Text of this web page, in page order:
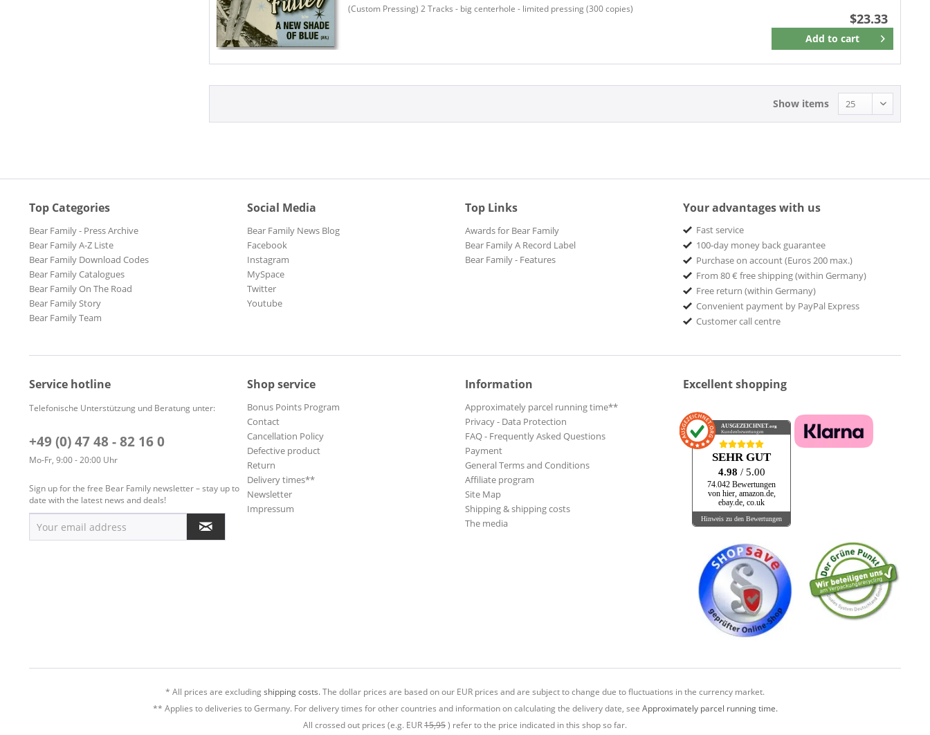
(Custom Pressing) 2 Tracks - big centerhole - limited pressing (300 copies)
$23.33
Add to cart
Remember
Show items
Top Categories
Bear Family - Press Archive
Bear Family A-Z Liste
Bear Family Download Codes
Bear Family Catalogues
Bear Family On The Road
Bear Family Story
Bear Family Team
Social Media
Bear Family News Blog
Facebook
Instagram
MySpace
Twitter
Youtube
Top Links
Awards for Bear Family
Bear Family A Record Label
Bear Family - Features
Your advantages with us
Fast service
100-day money back guarantee
Purchase on account (Euros 200 max.)
From 80 € free shipping (within Germany)
Free return (within Germany)
Convenient payment by PayPal Express
Customer call centre
Service hotline
Telefonische Unterstützung und Beratung unter:
+49 (0) 47 48 - 82 16 0
Mo-Fr, 9:00 - 20:00 Uhr
Sign up for the free Bear Family newsletter – stay up to
date with the latest news and deals!
Shop service
Bonus Points Program
Contact
Cancellation Policy
Defective product
Return
Delivery times**
Newsletter
Impressum
Information
Approximately parcel running time**
Privacy - Data Protection
FAQ - Frequently Asked Questions
Payment
General Terms and Conditions
Affiliate program
Site Map
Shipping & shipping costs
The media
Excellent shopping
AUSGEZEICHNET.org
Kundenbewertungen
SEHR GUT
4.98 / 5.00
74.042 Bewertungen
von hier, amazon.de,
ebay.de, co.uk
Hinweis zu den Bewertungen
* All prices are excludingshipping costs.The dollar prices are based on our EUR prices and are subject to change due to fluctuations in the currency market.
** Applies to deliveries to Germany. For delivery times for other countries and information on calculating the delivery date, see Approximately parcel running time.
All crossed out prices (e.g. EUR15,95) refer to the price indicated in this shop so far.